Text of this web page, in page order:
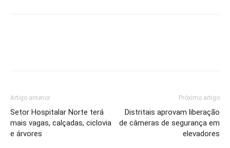
Artigo anterior
Setor Hospitalar Norte terá
mais vagas, calçadas, ciclovia
e árvores
Próximo artigo
Distritais aprovam liberação
de câmeras de segurança em
elevadores